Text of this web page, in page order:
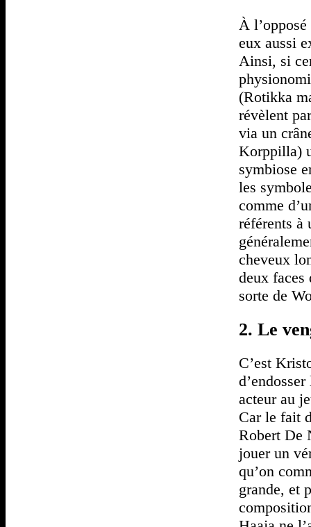
À
eux aussi
Ainsi, si
(Rotikka
révèlent
via un
Korppilla)
symbiose
les
comme
référents à
cheveux
deux faces
sorte de
2. Le
C’est
acteur au
Car le fait
Robert De
jouer un
qu’on
grande, et